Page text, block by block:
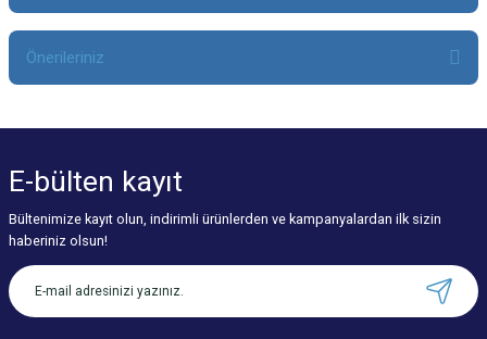
Bu ürüne ilk yorumu siz yapın!
Önerileriniz
Görüş ve önerileriniz için teşekkür ederiz.
Ürün resmi kalitesiz, bozuk veya görüntülenemiyor.
Ürün açıklamasında eksik bilgiler bulunuyor.
Ürün bilgilerinde hatalar bulunuyor.
E-bülten kayıt
Bültenimize kayıt olun, indirimli ürünlerden ve kampanyalardan ilk sizin
haberiniz olsun!